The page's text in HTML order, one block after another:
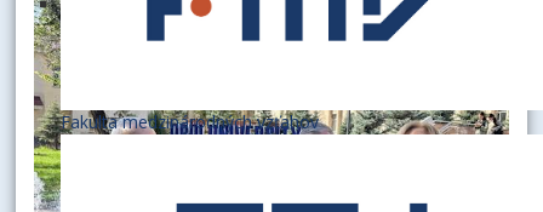
Fakulta medzinárodných vzťahov